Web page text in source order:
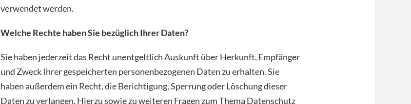
verwendet werden.
Welche Rechte haben Sie bezüglich Ihrer Daten?
Sie haben jederzeit das Recht unentgeltlich Auskunft über Herkunft, Empfänger
und Zweck Ihrer gespeicherten personenbezogenen Daten zu erhalten. Sie
haben außerdem ein Recht, die Berichtigung, Sperrung oder Löschung dieser
Daten zu verlangen. Hierzu sowie zu weiteren Fragen zum Thema Datenschutz